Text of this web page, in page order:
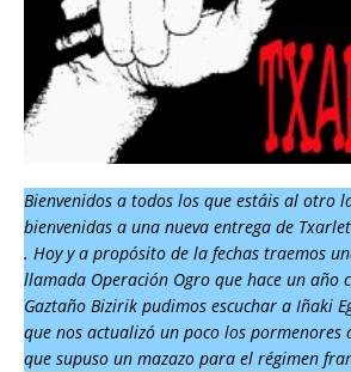
Bienvenidos a todos los que estáis al otro
bienvenidas a una nueva entrega de
. Hoy y a propósito de la fechas traemos
llamada Operación Ogro que hace un año
Gaztaño Bizirik pudimos escuchar a Iñaki
que nos actualizó un poco los pormenores
que supuso un mazazo para el régimen